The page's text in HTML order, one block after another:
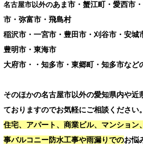
名古屋市以外のあま市・蟹江町・愛西市
市・弥富市・飛島村
稲沢市・一宮市・豊田市・刈谷市・安城
豊明市・東海市
大府市・・知多市・東郷町・知多市など
そのほかの名古屋市以外の愛知県内や近
ておりますのでお気軽にご相談ください。
住宅、アパート、商業ビル、マンション
事バルコニー防水工事や雨漏りでのお悩